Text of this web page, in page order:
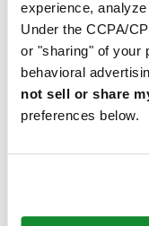
experience,
Under the CCPA/
or "sharing" of your
behavioral
not sell or share
preferences below.
Австрия
Бельгия
Dutch
Français
Великобритания
Германия
English